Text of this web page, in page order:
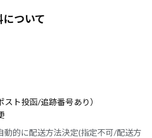
ついて
スト投函/追跡番号あり）
的に配送方法決定(指定不可/配送方